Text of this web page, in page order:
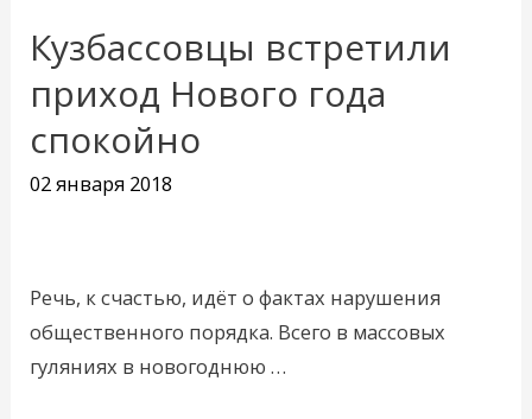
Кузбассовцы встретили
приход Нового года
спокойно
02 января 2018
Речь, к счастью, идёт о фактах нарушения
общественного порядка. Всего в массовых
гуляниях в новогоднюю …
Кузбассовцы
встретили
приход
Нового
года